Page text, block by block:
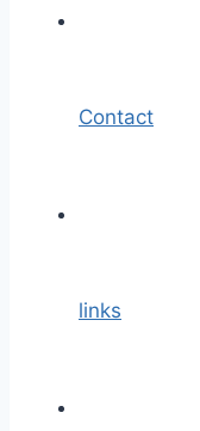
Contact
links